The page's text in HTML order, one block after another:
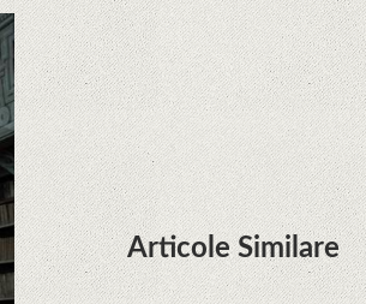
Huawei P50 primeşte o posibilă
dată de lansare şi e mai curând
decât credeam; Are cameră
telephoto cu zoom optic variabil
Articole Similare